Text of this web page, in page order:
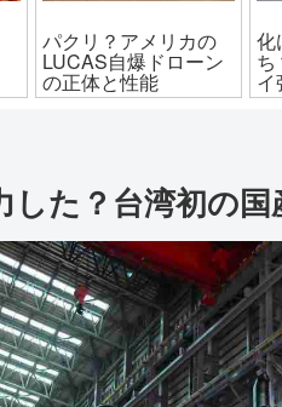
パクリ？アメリカの
LUCAS自爆ドローン
の正体と性能
化
ち
イ
した？台湾初の